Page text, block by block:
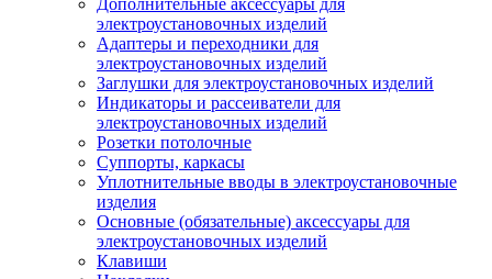
Дополнительные аксессуары для
электроустановочных изделий
Адаптеры и переходники для
электроустановочных изделий
Заглушки для электроустановочных изделий
Индикаторы и рассеиватели для
электроустановочных изделий
Розетки потолочные
Суппорты, каркасы
Уплотнительные вводы в электроустановочные
изделия
Основные (обязательные) аксессуары для
электроустановочных изделий
Клавиши